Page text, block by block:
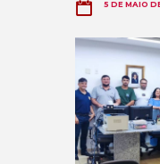
5 DE MAIO